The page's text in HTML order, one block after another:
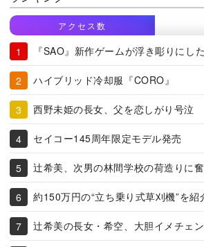
アクセス数
『SAO』新作ゲームが浮き彫りにし
ハイブリッド冷却服『CORO』
西野未姫の長女、父を恋しがり号泣
セイコー145周年限定モデル発売
辻希美、次男の林間学校の荷造りに
約150万円の“立ち乗り式草刈機”を紹
辻希美の長女・希空、大胆イメチェン